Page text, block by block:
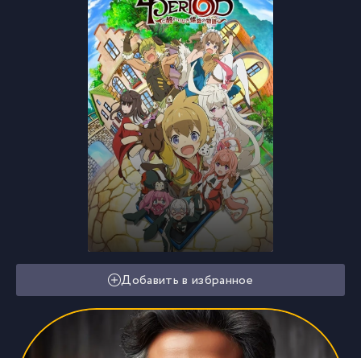
Добавить в избранное